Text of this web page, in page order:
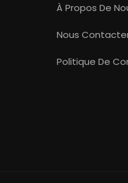
À Propos De
Nous
Politique De